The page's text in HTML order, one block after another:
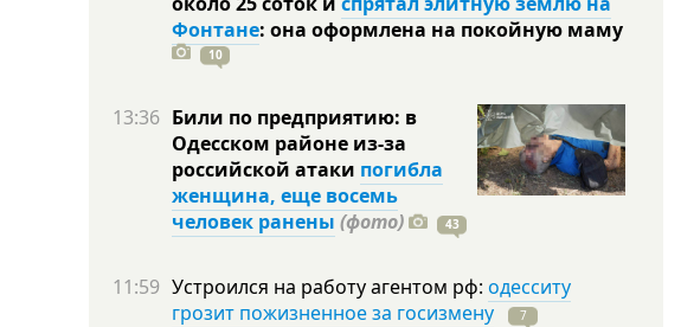
Фонтане: она оформлена на покойную маму
10
13:36 Били по предприятию: в
Одесском районе из-за
российской атаки погибла
женщина, еще восемь
человек ранены (фото) 43
11:59 Устроился на работу агентом рф: одесситу
грозит пожизненное за госизмену
7